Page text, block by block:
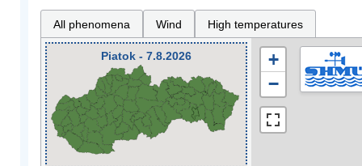
All phenomena Wind High temperatures
Piatok - 7.8.2026
+
−